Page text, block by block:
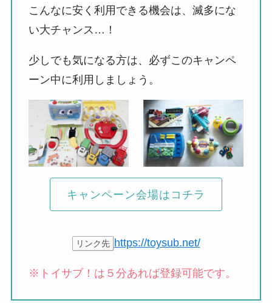
こんなに安く利用できる機会は、滅多にな
い大チャンス…！
少しでも気になる方は、必ずこのキャンペ
ーン中に利用しましょう。
キャンペーン会場はコチラ
リンク先 https://toysub.net/
※トイサブ！は５分あれば登録可能です。